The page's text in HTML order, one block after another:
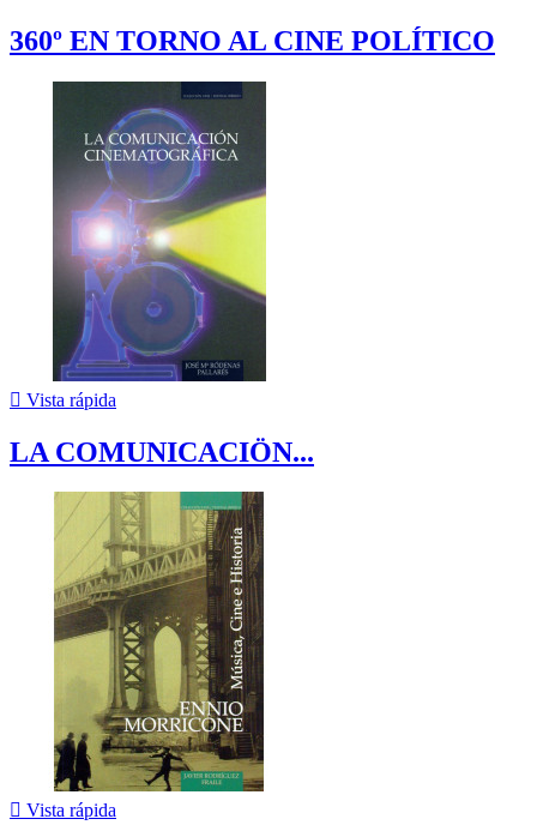
360º EN TORNO AL CINE POLÍTICO
 Vista rápida
LA COMUNICACIÖN...
 Vista rápida